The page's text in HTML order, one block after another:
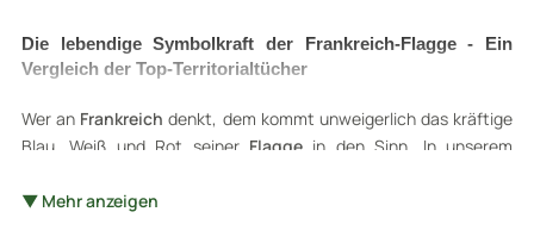
Die lebendige Symbolkraft der Frankreich-Flagge - Ein
Vergleich der Top-Territorialtücher
Wer an Frankreich denkt, dem kommt unweigerlich das kräftige
Blau, Weiß und Rot seiner Flagge in den Sinn. In unserem
ins Visier und vergleichen sie mit anderen beeindruckenden
▼ Mehr anzeigen